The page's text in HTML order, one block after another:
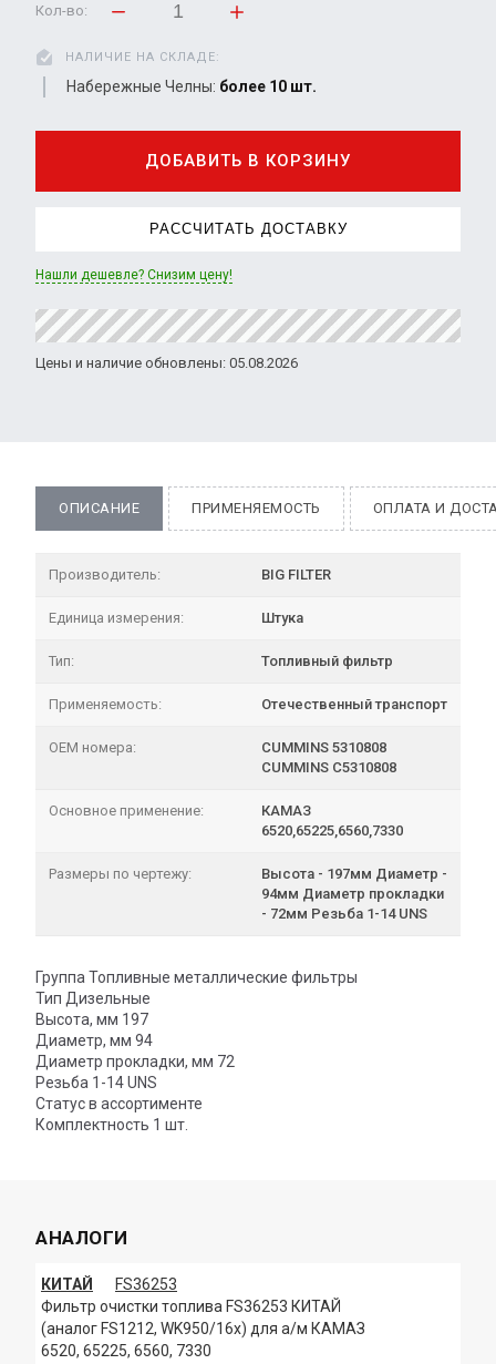
Кол-во:
НАЛИЧИЕ НА СКЛАДЕ:
Набережные Челны: более 10 шт.
ДОБАВИТЬ В КОРЗИНУ
РАССЧИТАТЬ ДОСТАВКУ
Нашли дешевле? Снизим цену!
Цены и наличие обновлены: 05.08.2026
ОПИСАНИЕ ПРИМЕНЯЕМОСТЬ ОПЛАТА И
Производитель: BIG FILTER
Единица измерения: Штука
Тип: Топливный фильтр
Применяемость: Отечественный транспорт
OEM номера:
CUMMINS 5310808
CUMMINS C5310808
Основное применение:
КАМАЗ
6520,65225,6560,7330
Размеры по чертежу:
Высота - 197мм Диаметр -
94мм Диаметр прокладки
- 72мм Резьба 1-14 UNS
Группа Топливные металлические фильтры
Тип Дизельные
Высота, мм 197
Диаметр, мм 94
Диаметр прокладки, мм 72
Резьба 1-14 UNS
Статус в ассортименте
Комплектность 1 шт.
АНАЛОГИ
КИТАЙ
FS36253
Фильтр очистки топлива FS36253 КИТАЙ
(аналог FS1212, WK950/16x) для а/м КАМАЗ
6520, 65225, 6560, 7330